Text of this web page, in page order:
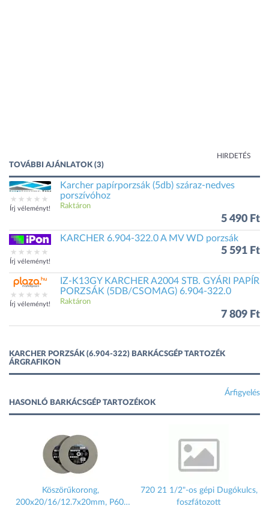
HIRDETÉS
TOVÁBBI AJÁNLATOK (3)
Írj véleményt!
Karcher papírporzsák (5db) száraz-nedves
porszívóhoz
Raktáron
5 490 Ft
Írj véleményt!
KARCHER 6.904-322.0 A MV WD porzsák
5 591 Ft
Írj véleményt!
IZ-K13GY KARCHER A2004 STB. GYÁRI PAPÍR
PORZSÁK (5DB/CSOMAG) 6.904-322.0
Raktáron
7 809 Ft
KARCHER PORZSÁK (6.904-322) BARKÁCSGÉP TARTOZÉK
ÁRGRAFIKON
Árfigyelés
HASONLÓ BARKÁCSGÉP TARTOZÉKOK
Köszörűkorong,
200x20/16/12.7x20mm, P60,
720 21 1/2"-os gépi Dugókulcs,
foszfátozott